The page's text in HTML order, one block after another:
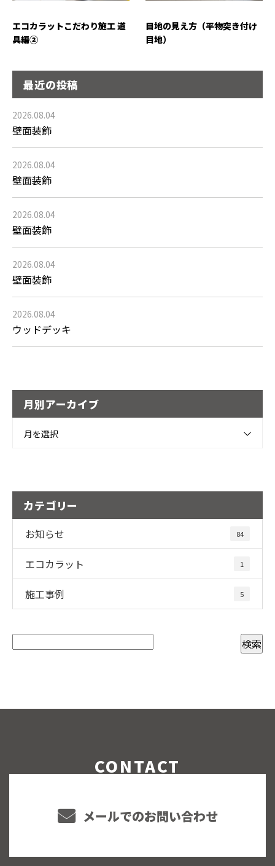
エコカラットこだわり施工 道
具編②
目地の見え方（平物突き付け
目地）
最近の投稿
2026.08.04
壁面装飾
2026.08.04
壁面装飾
2026.08.04
壁面装飾
2026.08.04
壁面装飾
2026.08.04
ウッドデッキ
月別アーカイブ
月を選択
カテゴリー
お知らせ 84
エコカラット 1
施工事例 5
CONTACT
メールでのお問い合わせ